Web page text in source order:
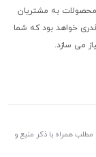
به مشتریان
خواهد بود که شما
می سازد.
همراه با ذکر منبع و